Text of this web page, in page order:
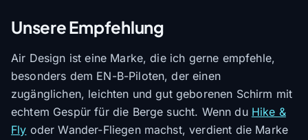
Unsere Empfehlung
Air Design ist eine Marke, die ich gerne empfehle,
besonders dem EN-B-Piloten, der einen
zugänglichen, leichten und gut geborenen Schirm mit
echtem Gespür für die Berge sucht. Wenn du Hike &
Fly oder Wander-Fliegen machst, verdient die Marke